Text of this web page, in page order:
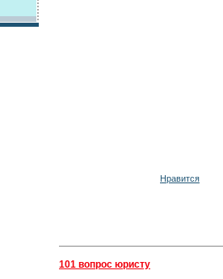
Нравится
101 вопрос юристу